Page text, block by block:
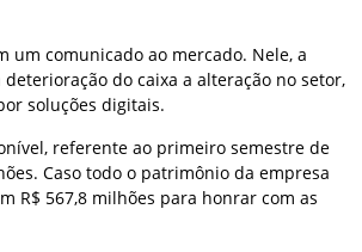
um comunicado ao mercado. Nele, a
do caixa a alteração no setor,
soluções digitais.
referente ao primeiro semestre de
Caso todo o patrimônio da empresa
R$ 567,8 milhões para honrar com as